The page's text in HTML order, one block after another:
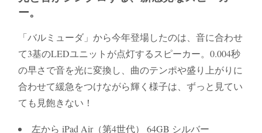
ー。
「バルミューダ」から今年登場したのは、音に合わせ
て3基のLEDユニットが点灯するスピーカー。0.004秒
の早さで音を光に変換し、曲のテンポや盛り上がりに
合わせて緩急をつけながら輝く様子は、ずっと見てい
ても見飽きない！
左から iPad Air（第4世代） 64GB シルバー